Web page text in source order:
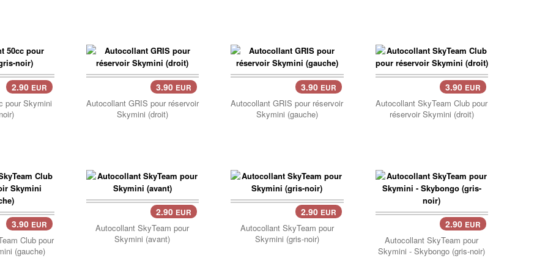
2.90 EUR
pour Skymini
3.90 EUR
Autocollant GRIS pour réservoir
Skymini (droit)
3.90 EUR
Autocollant GRIS pour réservoir
Skymini (gauche)
3.90 EUR
Autocollant SkyTeam Club pour
réservoir Skymini (droit)
3.90 EUR
Club pour
(gauche)
2.90 EUR
Autocollant SkyTeam pour
Skymini (avant)
2.90 EUR
Autocollant SkyTeam pour
Skymini (gris-noir)
2.90 EUR
Autocollant SkyTeam pour
Skymini - Skybongo (gris-noir)